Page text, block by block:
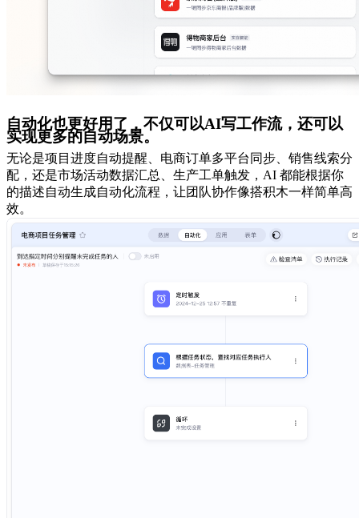
自动化也更好用了，不仅可以AI写工作流，还可以
实现更多的自动场景。
无论是项目进度自动提醒、电商订单多平台同步、销售线索分
配，还是市场活动数据汇总、生产工单触发，AI 都能根据你
的描述自动生成自动化流程，让团队协作像搭积木一样简单高
效。